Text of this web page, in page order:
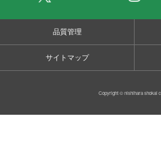
品質管理
サイトマップ
Copyright © nishihara shokai